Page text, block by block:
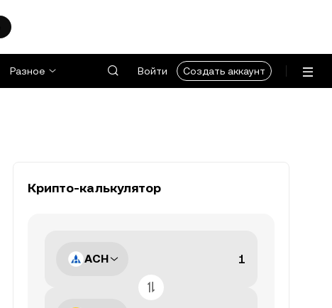
Разное Войти Создать аккаунт
Крипто-калькулятор
ACH